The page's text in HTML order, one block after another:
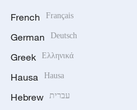
French Français
German Deutsch
Greek Ελληνικά
Hausa Hausa
Hebrew עברית